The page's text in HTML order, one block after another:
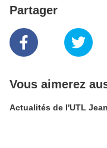
Partager
Vous aimerez
Actualités de l'UTL